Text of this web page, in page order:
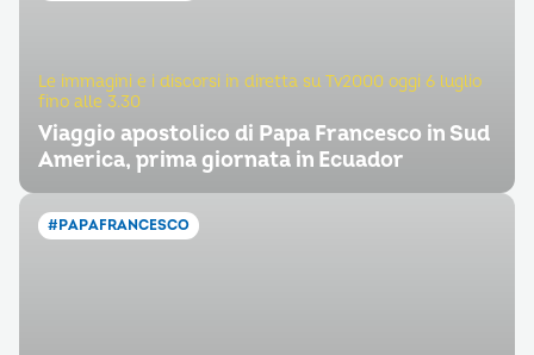
Le immagini e i discorsi in diretta su Tv2000 oggi 6 luglio
fino alle 3.30
Viaggio apostolico di Papa Francesco in Sud
America, prima giornata in Ecuador
#PAPAFRANCESCO